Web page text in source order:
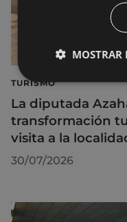
TURISMO
La diputada
transformación
visita a la
30/07/2026
MOSTRAR